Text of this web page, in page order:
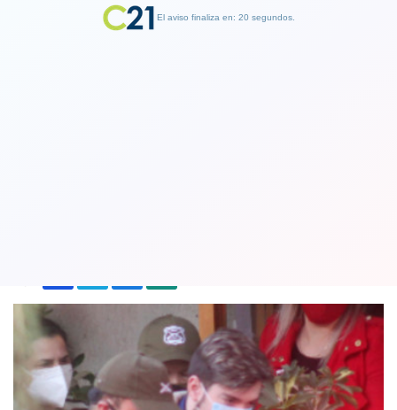
El aviso finaliza en: 19 segundos.